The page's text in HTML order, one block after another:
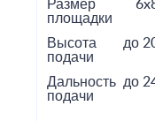
Размер
площадки
Высота
подачи
до
Дальность
подачи
до